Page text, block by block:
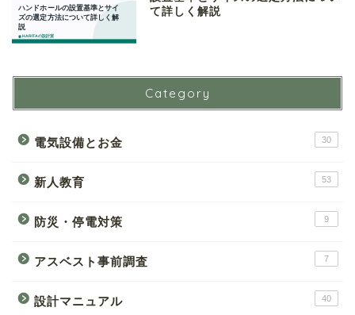
て詳しく解説
Category
電気設備とお金 30
新人教育 53
防災・停電対策 9
アスベスト事前調査 7
設計マニュアル 40